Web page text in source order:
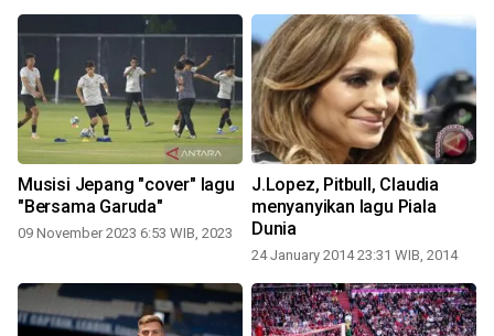
Musisi Jepang "cover" lagu
"Bersama Garuda"
09 November 2023 6:53 WIB, 2023
J.Lopez, Pitbull, Claudia
menyanyikan lagu Piala
Dunia
24 January 2014 23:31 WIB, 2014